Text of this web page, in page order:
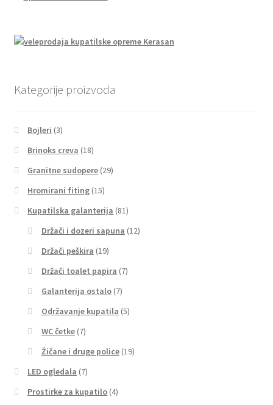
Kategorije proizvoda
Bojleri (3)
Brinoks creva (18)
Granitne sudopere (29)
Hromirani fiting (15)
Kupatilska galanterija (81)
Držači i dozeri sapuna (12)
Držači peškira (19)
Držači toalet papira (7)
Galanterija ostalo (7)
Održavanje kupatila (5)
WC četke (7)
Žičane i druge police (19)
LED ogledala (7)
Prostirke za kupatilo (4)